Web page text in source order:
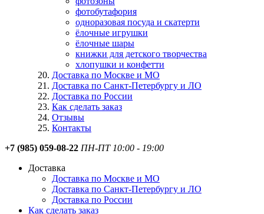
фотобутафория
одноразовая посуда и скатерти
ёлочные игрушки
ёлочные шары
книжки для детского творчества
хлопушки и конфетти
Доставка по Москве и МО
Доставка по Санкт-Петербургу и ЛО
Доставка по России
Как сделать заказ
Отзывы
Контакты
+7 (985) 059-08-22 ПН-ПТ 10:00 - 19:00
Доставка
Доставка по Москве и МО
Доставка по Санкт-Петербургу и ЛО
Доставка по России
Как сделать заказ